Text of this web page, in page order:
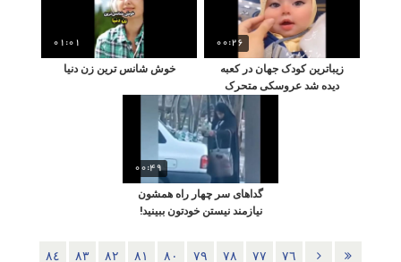
00:26
زیباترین کودک جهان در کعبه
دیده شد عروسکی متحرک
01:01
خوش شانس ترین زن دنیا
00:49
گداهای سر چهار راه همشون
نیازمند نیستن خودتون ببینید!
٧٦ ٧٧ ٧٨ ٧٩ ٨٠ ٨١ ٨٢ ٨٣ ٨٤